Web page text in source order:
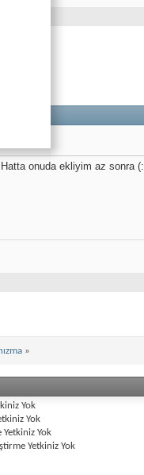
onuda ekliyim az sonra (:
»
Yok
Yok
YetkinizYok
YetkinizYok